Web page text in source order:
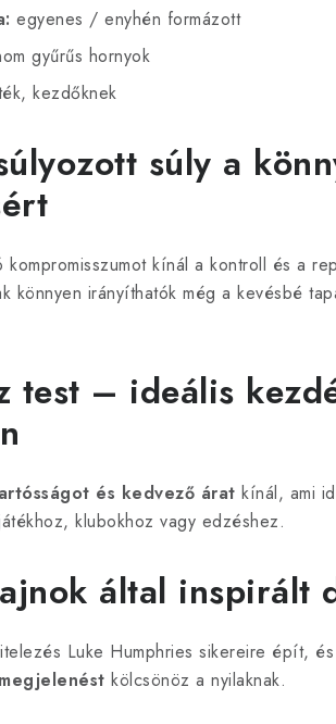
egyenes / enyhén formázott
gyűrűs hornyok
kezdőknek
súly a
kompromisszumot kínál a kontroll és a
könnyen irányíthatók még a kevésbé
test – ideális
és kedvező árat kínál, ami
klubokhoz vagy edzéshez.
által inspirált
Luke Humphries sikereire épít, és
kölcsönöz a nyilaknak.